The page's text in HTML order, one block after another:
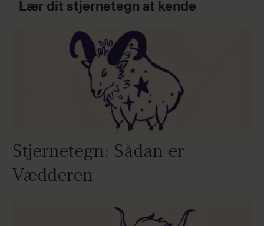
Lær dit stjernetegn at kende
Stjernetegn: Sådan er
Vædderen